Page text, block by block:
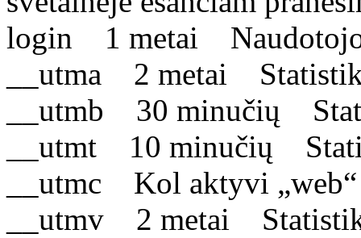
login 1 metai Naudotojo
__utma 2 metai
__utmb 30 minučių
__utmt 10 minučių
__utmc Kol aktyvi
__utmv 2 metai